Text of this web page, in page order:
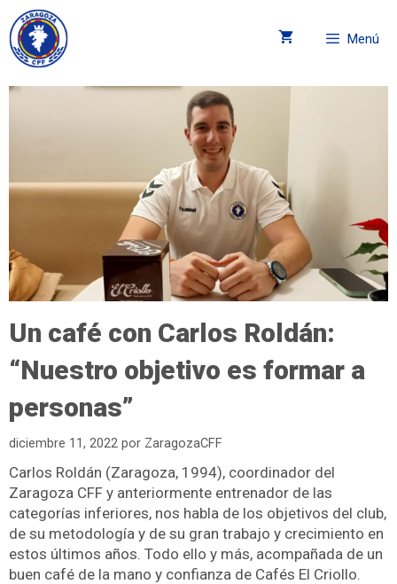
Menú
Un café con Carlos Roldán:
“Nuestro objetivo es formar a
personas”
diciembre 11, 2022 por ZaragozaCFF
Carlos Roldán (Zaragoza, 1994), coordinador del
Zaragoza CFF y anteriormente entrenador de las
categorías inferiores, nos habla de los objetivos del club,
de su metodología y de su gran trabajo y crecimiento en
estos últimos años. Todo ello y más, acompañada de un
buen café de la mano y confianza de Cafés El Criollo.